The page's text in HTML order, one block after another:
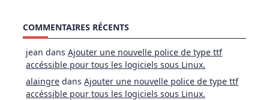
COMMENTAIRES RÉCENTS
jean dansAjouter une nouvelle police de type ttf
accéssible pour tous les logiciels sous Linux.
alaingre dansAjouter une nouvelle police de type ttf
accéssible pour tous les logiciels sous Linux.